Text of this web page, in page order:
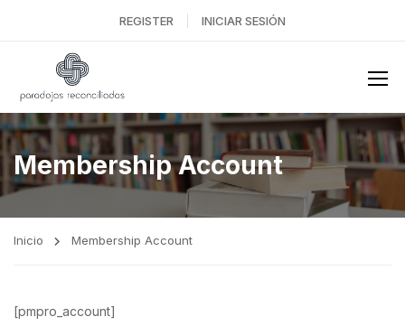
REGISTER INICIAR SESIÓN
Membership Account
Inicio Membership Account
[pmpro_account]